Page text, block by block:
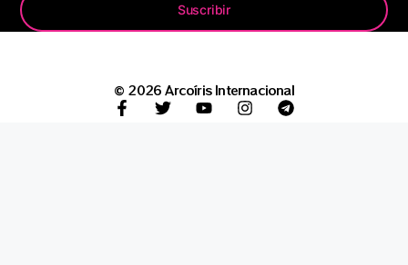
Suscribir
© 2026 Arcoíris Internacional